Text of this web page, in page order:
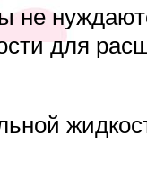
для